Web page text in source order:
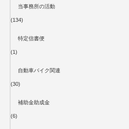
当事務所の活動
(134)
特定信書便
(1)
自動車バイク関連
(30)
補助金助成金
(6)